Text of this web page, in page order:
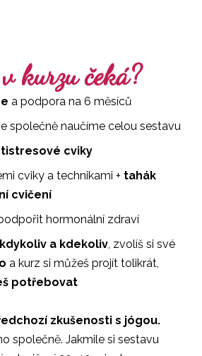
kurzu čeká?
a podpora na 6 měsíců
společně naučíme celou sestavu
cviky
cviky a technikami + tahák
cvičení
podpořit hormonální zdraví
a kdekoliv , zvolíš si své
a kurz si můžeš projít tolikrát,
potřebovat
zkušenosti s jógou.
společně. Jakmile si sestavu